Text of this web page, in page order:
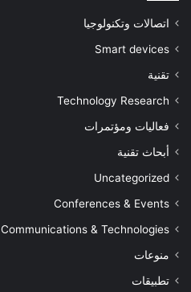
اتصالات وتكنولوجيا
Smart devices
تقنية
Technology Research
فعاليات ومؤتمرات
أبحاث تقنية
Uncategorized
Conferences & Events
Communications & Technologies
منوعات
تطبيقات